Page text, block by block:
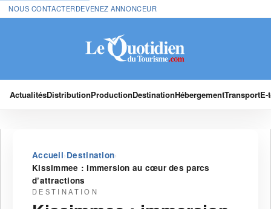
NOUS CONTACTERDEVENEZ ANNONCEUR
ActualitésDistributionProductionDestinationHébergementTransport
Accueil›Destination›
Kissimmee : immersion au cœur des parcs
d’attractions
DESTINATION